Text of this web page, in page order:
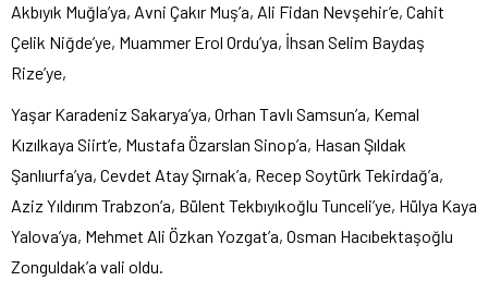
Akbıyık Muğla’ya, Avni Çakır Muş’a, Ali Fidan Nevşehir’e, Cahit
Çelik Niğde’ye, Muammer Erol Ordu’ya, İhsan Selim Baydaş
Rize’ye,
Yaşar Karadeniz Sakarya’ya, Orhan Tavlı Samsun’a, Kemal
Kızılkaya Siirt’e, Mustafa Özarslan Sinop’a, Hasan Şıldak
Şanlıurfa’ya, Cevdet Atay Şırnak’a, Recep Soytürk Tekirdağ’a,
Aziz Yıldırım Trabzon’a, Bülent Tekbıyıkoğlu Tunceli’ye, Hülya Kaya
Yalova’ya, Mehmet Ali Özkan Yozgat’a, Osman Hacıbektaşoğlu
Zonguldak’a vali oldu.